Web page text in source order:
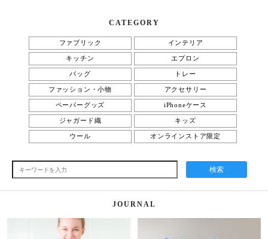
CATEGORY
ファブリック インテリア
キッチン エプロン
バッグ トレー
ファッション・小物 アクセサリー
ペーパーグッズ iPhoneケース
ジャガード織 キッズ
ウール オンラインストア限定
検索
JOURNAL